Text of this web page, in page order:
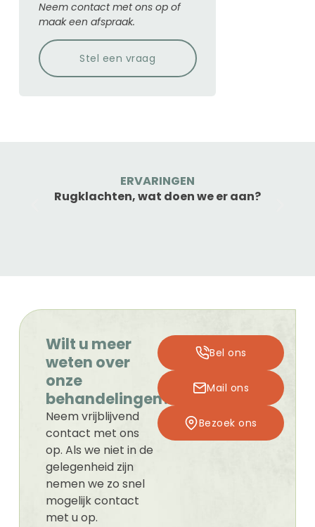
Neem contact met ons op of
maak een afspraak.
Stel een vraag
ERVARINGEN
Rugklachten, wat doen we er aan?
Wilt u meer
weten over
onze
behandelingen?
Neem vrijblijvend
contact met ons
op. Als we niet in de
gelegenheid zijn
nemen we zo snel
mogelijk contact
met u op.
Bel ons
Mail ons
Bezoek ons